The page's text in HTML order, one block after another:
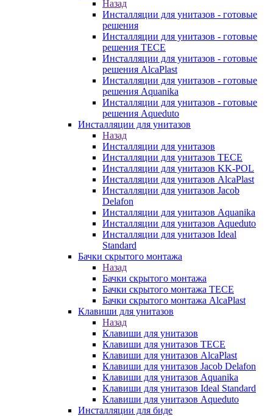
Назад
Инсталляции для унитазов - готовые
решения
Инсталляции для унитазов - готовые
решения TECE
Инсталляции для унитазов - готовые
решения AlcaPlast
Инсталляции для унитазов - готовые
решения Aquanika
Инсталляции для унитазов - готовые
решения Aqueduto
Инсталляции для унитазов
Назад
Инсталляции для унитазов
Инсталляции для унитазов TECE
Инсталляции для унитазов KK-POL
Инсталляции для унитазов AlcaPlast
Инсталляции для унитазов Jacob
Delafon
Инсталляции для унитазов Aquanika
Инсталляции для унитазов Aqueduto
Инсталляции для унитазов Ideal
Standard
Бачки скрытого монтажа
Назад
Бачки скрытого монтажа
Бачки скрытого монтажа TECE
Бачки скрытого монтажа AlcaPlast
Клавиши для унитазов
Назад
Клавиши для унитазов
Клавиши для унитазов TECE
Клавиши для унитазов AlcaPlast
Клавиши для унитазов Jacob Delafon
Клавиши для унитазов Aquanika
Клавиши для унитазов Ideal Standard
Клавиши для унитазов Aqueduto
Инсталляции для биде